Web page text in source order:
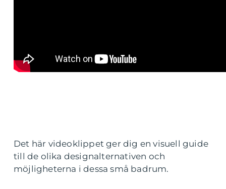
Det här videoklippet ger dig en visuell guide
till de olika designalternativen och
möjligheterna i dessa små badrum.